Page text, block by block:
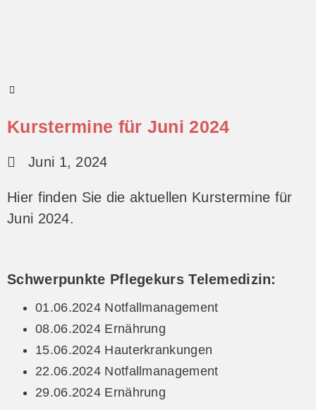
Kurstermine für Juni 2024
Juni 1, 2024
Hier finden Sie die aktuellen Kurstermine für
Juni 2024.
Schwerpunkte Pflegekurs Telemedizin:
01.06.2024 Notfallmanagement
08.06.2024 Ernährung
15.06.2024 Hauterkrankungen
22.06.2024 Notfallmanagement
29.06.2024 Ernährung